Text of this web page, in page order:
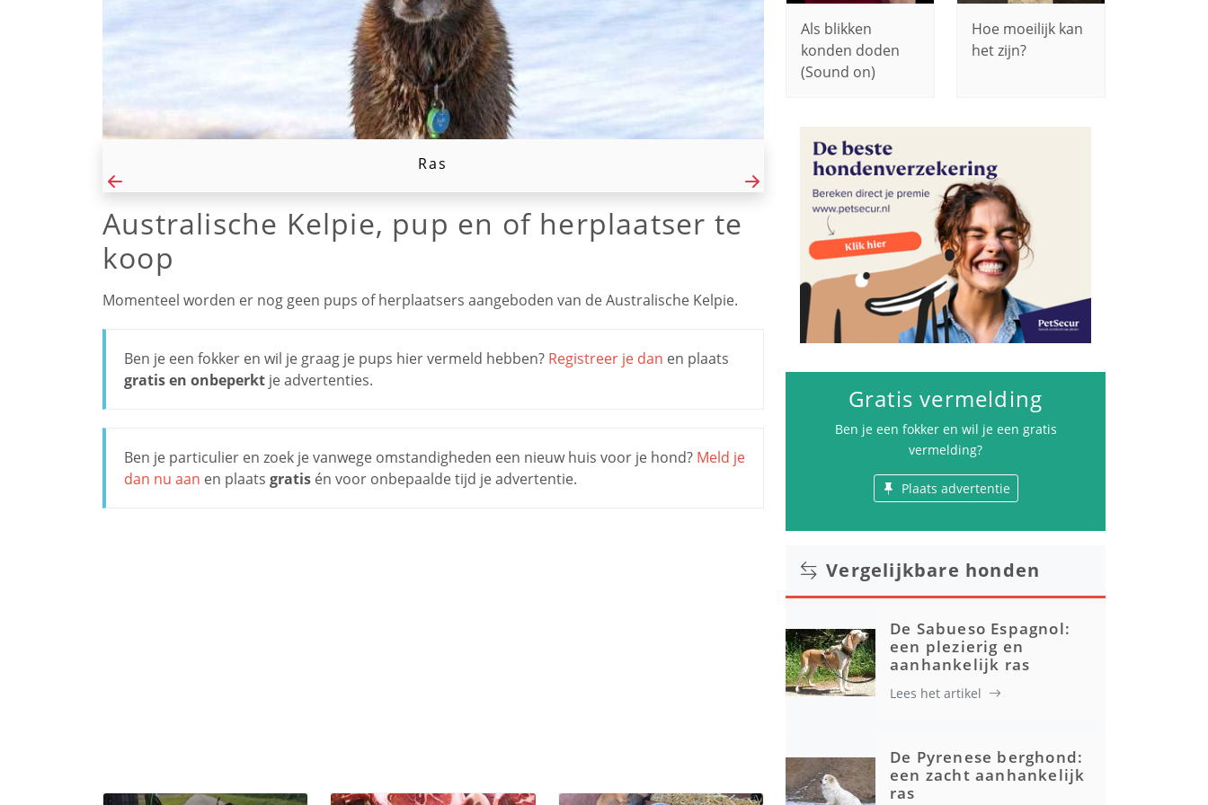
Ras
Australische Kelpie, pup en of herplaatser te
koop
Momenteel worden er nog geen pups of herplaatsers aangeboden van de Australische Kelpie.
Ben je een fokker en wil je graag je pups hier vermeld hebben? Registreer je dan en plaats
gratis en onbeperkt je advertenties.
Ben je particulier en zoek je vanwege omstandigheden een nieuw huis voor je hond? Meld je
dan nu aan en plaats gratis én voor onbepaalde tijd je advertentie.
Als blikken
konden doden
(Sound on)
Hoe moeilijk kan
het zijn?
Gratis vermelding
Ben je een fokker en wil je een gratis
vermelding?
Plaats advertentie
Vergelijkbare honden
De Sabueso Espagnol:
een plezierig en
aanhankelijk ras
Lees het artikel
De Pyrenese berghond:
een zacht aanhankelijk
ras